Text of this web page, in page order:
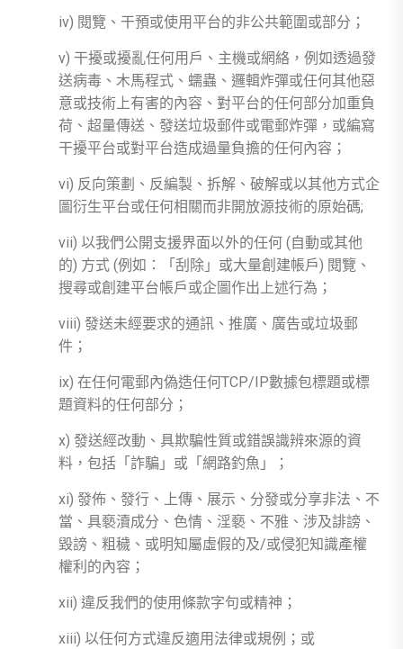
iv) 閱覽、干預或使用平台的非公共範圍或部分；
v) 干擾或擾亂任何用戶、主機或網絡，例如透過發
送病毒、木馬程式、蠕蟲、邏輯炸彈或任何其他惡
意或技術上有害的內容、對平台的任何部分加重負
荷、超量傳送、發送垃圾郵件或電郵炸彈，或編寫
干擾平台或對平台造成過量負擔的任何內容；
vi) 反向策劃、反編製、拆解、破解或以其他方式企
圖衍生平台或任何相關而非開放源技術的原始碼;
vii) 以我們公開支援界面以外的任何 (自動或其他
的) 方式 (例如：「刮除」或大量創建帳戶) 閱覽、
搜尋或創建平台帳戶或企圖作出上述行為；
viii) 發送未經要求的通訊、推廣、廣告或垃圾郵
件；
ix) 在任何電郵內偽造任何TCP/IP數據包標題或標
題資料的任何部分；
x) 發送經改動、具欺騙性質或錯誤識辨來源的資
料，包括「詐騙」或「網路釣魚」；
xi) 發佈、發行、上傳、展示、分發或分享非法、不
當、具褻瀆成分、色情、淫褻、不雅、涉及誹謗、
毀謗、粗穢、或明知屬虛假的及/或侵犯知識產權
權利的內容；
xii) 違反我們的使用條款字句或精神；
xiii) 以任何方式違反適用法律或規例；或